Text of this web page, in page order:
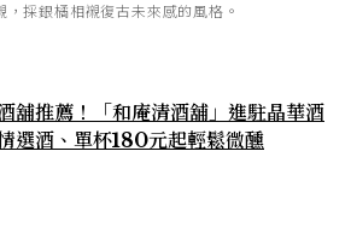
採銀橘相襯復古未來感的風格。
舖推薦！「和庵清酒舖」進駐晶華酒
選酒、單杯180元起輕鬆微醺